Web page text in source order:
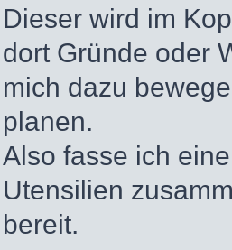
Dieser wird im
dort Gründe oder
mich dazu
planen.
Also fasse ich
Utensilien
bereit.